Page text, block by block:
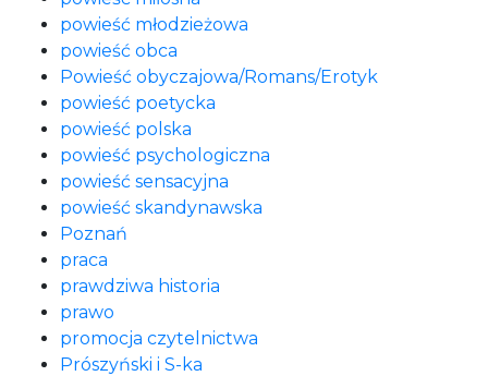
powieść młodzieżowa
powieść obca
Powieść obyczajowa/Romans/Erotyk
powieść poetycka
powieść polska
powieść psychologiczna
powieść sensacyjna
powieść skandynawska
Poznań
praca
prawdziwa historia
prawo
promocja czytelnictwa
Prószyński i S-ka